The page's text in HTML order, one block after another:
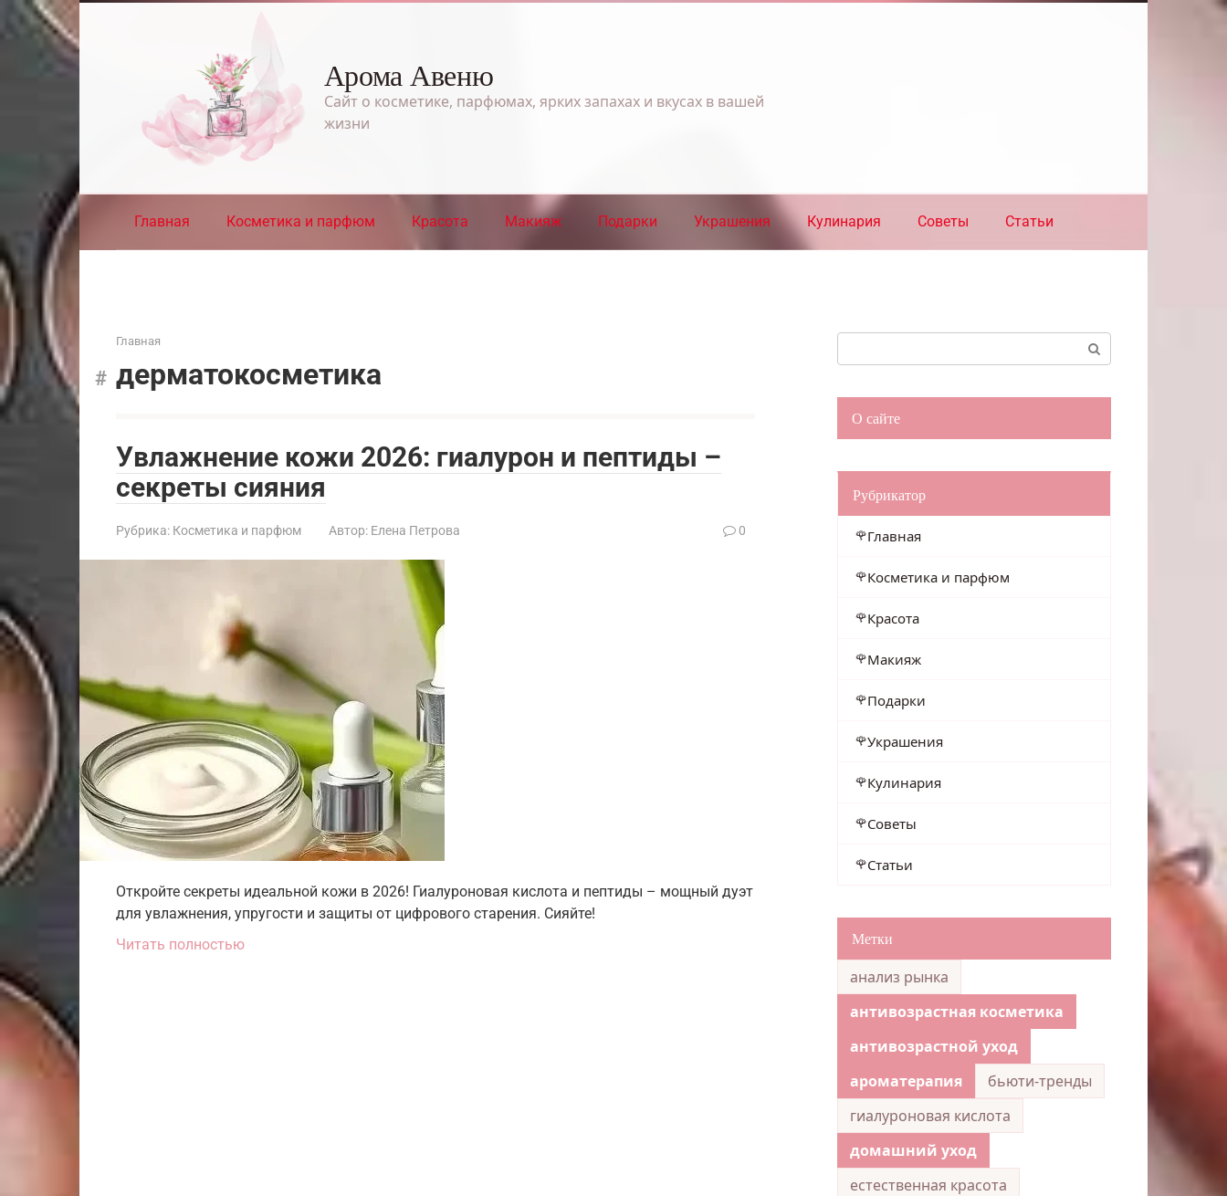
Перейти
к
контенту
Арома Авеню
Сайт о косметике, парфюмах, ярких запахах и вкусах в вашей
жизни
Главная Косметика и парфюм Красота Макияж Подарки Украшения Кулинария Советы Статьи
Главная
дерматокосметика
Увлажнение кожи 2026: гиалурон и пептиды –
секреты сияния
Рубрика: Косметика и парфюм Автор: Елена Петрова 0
Откройте секреты идеальной кожи в 2026! Гиалуроновая кислота и пептиды – мощный дуэт
для увлажнения, упругости и защиты от цифрового старения. Сияйте!
Читать полностью
О сайте
Рубрикатор
Главная
Косметика и парфюм
Красота
Макияж
Подарки
Украшения
Кулинария
Советы
Статьи
Метки
анализ рынка
антивозрастная косметика
антивозрастной уход
ароматерапия
бьюти-тренды
гиалуроновая кислота
домашний уход
естественная красота